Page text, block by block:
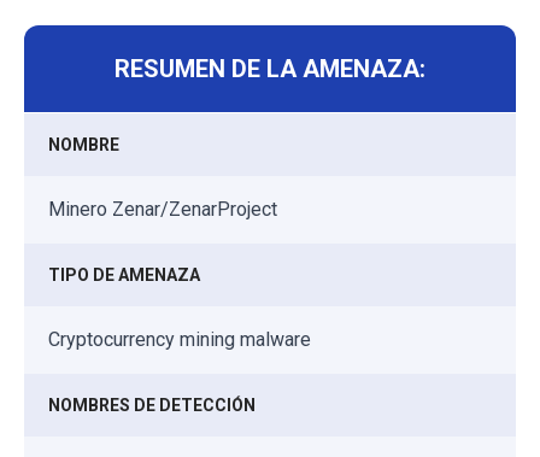
RESUMEN DE LA AMENAZA:
NOMBRE
Minero Zenar/ZenarProject
TIPO DE AMENAZA
Cryptocurrency mining malware
NOMBRES DE DETECCIÓN